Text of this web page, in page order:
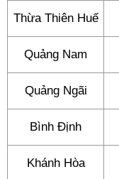
Thừa Thiên Huế
Quảng Nam
Quảng Ngãi
Bình Định
Khánh Hòa